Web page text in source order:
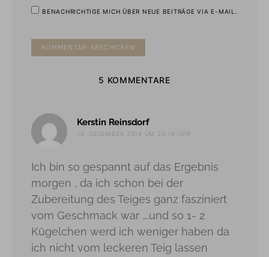
BENACHRICHTIGE MICH ÜBER NEUE BEITRÄGE VIA E-MAIL.
5 KOMMENTARE
Kerstin Reinsdorfsagt:
16. DEZEMBER 2019 UM 20:16 UHR
Ich bin so gespannt auf das Ergebnis
morgen , da ich schon bei der
Zubereitung des Teiges ganz fasziniert
vom Geschmack war ….und so 1- 2
Kügelchen werd ich weniger haben da
ich nicht vom leckeren Teig lassen